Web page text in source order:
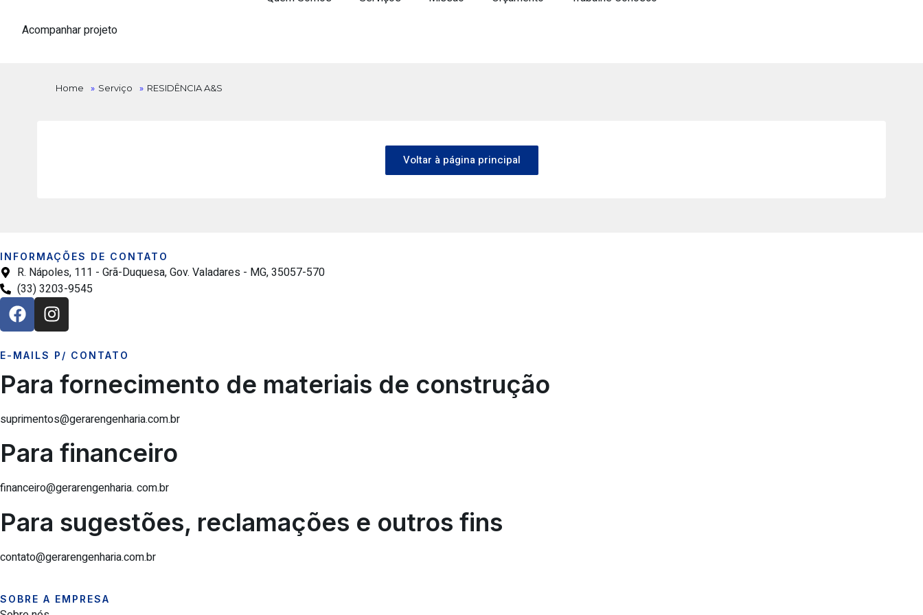
Acompanhar projeto
Home » Serviço » RESIDÊNCIA A&S
Voltar à página principal
INFORMAÇÕES DE CONTATO
R. Nápoles, 111 - Grã-Duquesa, Gov. Valadares - MG, 35057-570
(33) 3203-9545
E-MAILS P/ CONTATO
Para fornecimento de materiais de construção
suprimentos@gerarengenharia.com.br
Para financeiro
financeiro@gerarengenharia. com.br
Para sugestões, reclamações e outros fins
contato@gerarengenharia.com.br
SOBRE A EMPRESA